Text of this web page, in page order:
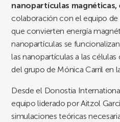
nanopartículas magnéticas,
colaboración con el equipo de
que convierten energía
nanopartículas se
las nanopartículas a las
del grupo de Mónica Carril en
Desde el Donostia
equipo liderado por Aitzol
simulaciones teóricas